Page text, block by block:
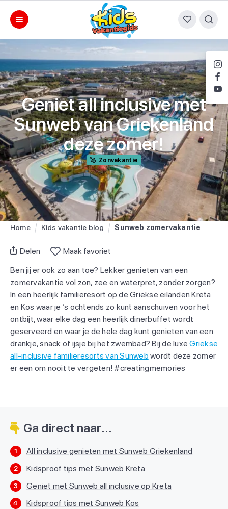
Geniet all inclusive met
Sunweb van Griekenland
deze zomer!
Zonvakantie
Home Kids vakantie blog Sunweb zomervakantie
Delen
Maak favoriet
Ben jij er ook zo aan toe? Lekker genieten van een
zomervakantie vol zon, zee en waterpret, zonder zorgen?
In een heerlijk familieresort op de Griekse eilanden Kreta
en Kos waar je ’s ochtends zo kunt aanschuiven voor het
ontbijt, waar elke dag een heerlijk dinerbuffet wordt
geserveerd en waar je de hele dag kunt genieten van een
drankje, snack of ijsje bij het zwembad? Bij de luxeGriekse
all-inclusive familieresorts van Sunweb wordt deze zomer
er een om nooit te vergeten! #creatingmemories
Ga direct naar...
1 All inclusive genieten met Sunweb Griekenland
2 Kidsproof tips met Sunweb Kreta
3 Geniet met Sunweb all inclusive op Kreta
4 Kidsproof tips met Sunweb Kos